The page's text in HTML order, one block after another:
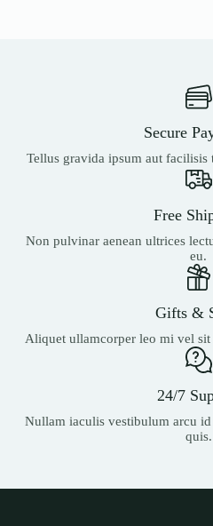
Secure
Tellus gravida ipsum aut facilisis
Free
Non pulvinar aenean ultrices
eu.
Gifts &
Aliquet ullamcorper leo mi vel
24/7
Nullam iaculis vestibulum arcu
quis.